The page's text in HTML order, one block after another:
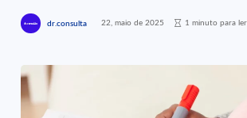
dr.consulta 22, maio de 2025 1 minuto para ler